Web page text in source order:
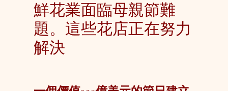
鮮花業面臨母親節難
題。這些花店正在努力
解決